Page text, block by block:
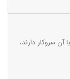
سروکار دارند،